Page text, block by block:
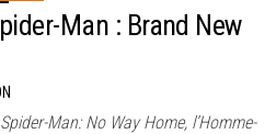
Man : Brand New
Man: No Way Home, l’Homme-